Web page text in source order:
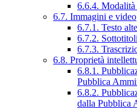
6.6.4.
6.7. Immagini e video
6.7.1. Testo
6.7.2.
6.7.3.
6.8. Proprietà
6.8.1.
Pubblica
6.8.2.
dalla Pubblica